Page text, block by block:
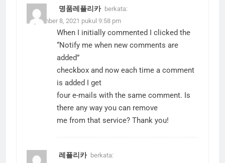
명품레플리카 berkata:
September 8, 2021 pukul 9:58 pm
When I initially commented I clicked the
“Notify me when new comments are
added”
checkbox and now each time a comment
is added I get
four e-mails with the same comment. Is
there any way you can remove
me from that service? Thank you!
레플리카 berkata: